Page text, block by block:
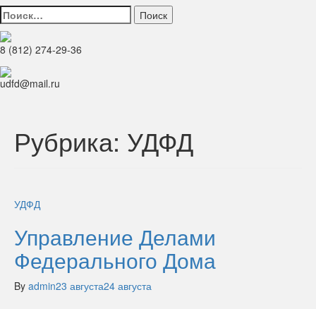
Найти:
8 (812) 274-29-36
udfd@mail.ru
Рубрика: УДФД
УДФД
Управление Делами
Федерального Дома
By admin23 августа24 августа